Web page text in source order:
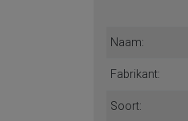
Naam:
Fabrikant:
Soort: